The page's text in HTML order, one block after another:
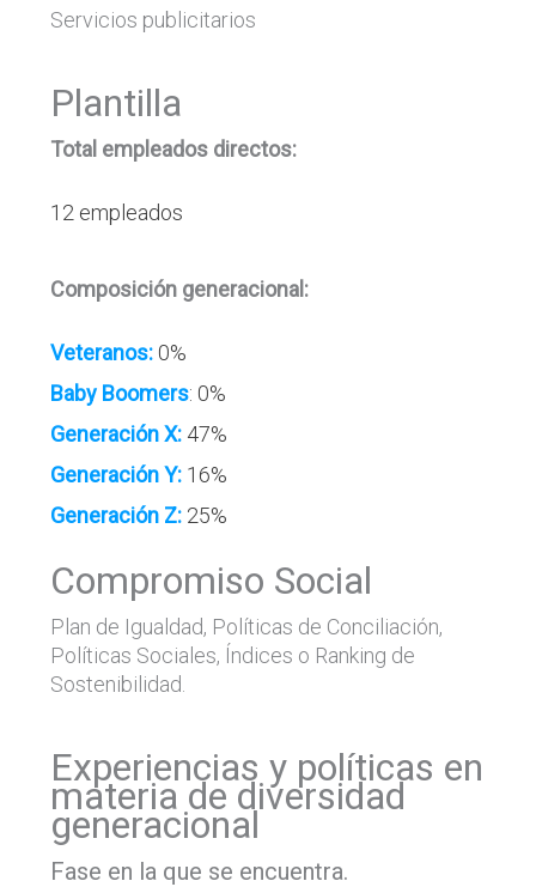
Servicios publicitarios
Plantilla
Total empleados directos:
12 empleados
Composición generacional:
Veteranos:0%
Baby Boomers: 0%
Generación X:47%
Generación Y:16%
Generación Z:25%
Compromiso Social
Plan de Igualdad, Políticas de Conciliación,
Políticas Sociales, Índices o Ranking de
Sostenibilidad.
Experiencias y políticas en
materia de diversidad
generacional
Fase en la que se encuentra.